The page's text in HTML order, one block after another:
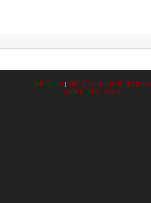
SMF 2.0.19 | SMF © 2013 Simple Machines
XHTML
RSS WAP2